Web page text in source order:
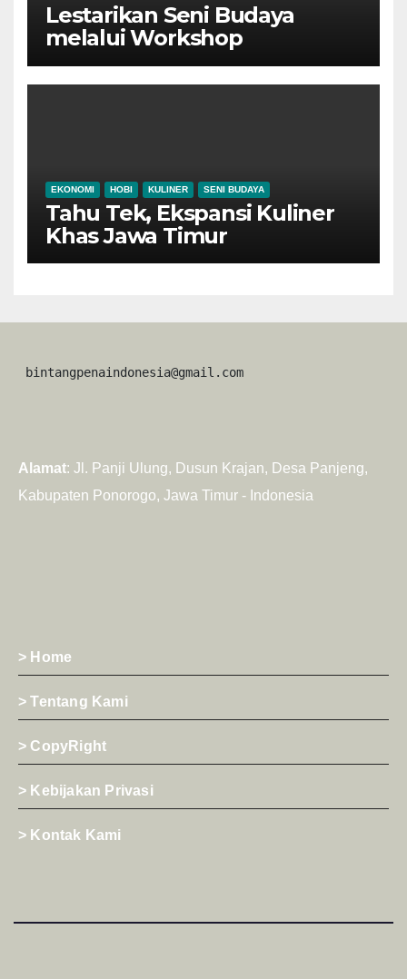
Lestarikan Seni Budaya
melalui Workshop
Pertunjukan Tari Tradisional
Ponorogo
EKONOMI HOBI KULINER SENI BUDAYA
Tahu Tek, Ekspansi Kuliner
Khas Jawa Timur
bintangpenaindonesia@gmail.com
Alamat: Jl. Panji Ulung, Dusun Krajan, Desa Panjeng,
Kabupaten Ponorogo, Jawa Timur - Indonesia
> Home
> Tentang Kami
> CopyRight
> Kebijakan Privasi
> Kontak Kami